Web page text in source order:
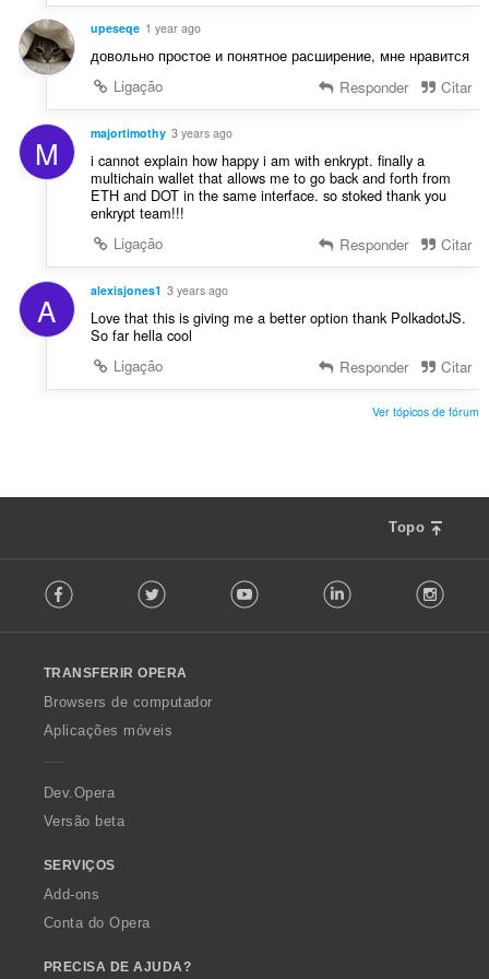
:
ç
õ
e
:
upeseqe 1 year ago
довольно простое и понятное расширение, мне нравится
Ligação
Responder Citar
M majortimothy 3 years ago
i cannot explain how happy i am with enkrypt. finally a
multichain wallet that allows me to go back and forth from
ETH and DOT in the same interface. so stoked thank you
enkrypt team!!!
Ligação
Responder Citar
A alexisjones1 3 years ago
Love that this is giving me a better option thank PolkadotJS.
So far hella cool
Ligação
Responder Citar
Ver tópicos de fórum
Topo
o
w
O
p
a
Facebook Twitter Youtube LinkedIn
TRANSFERIR OPERA
Browsers de computador
Aplicações móveis
Dev.Opera
Versão beta
SERVIÇOS
Add-ons
Conta do Opera
PRECISA DE AJUDA?